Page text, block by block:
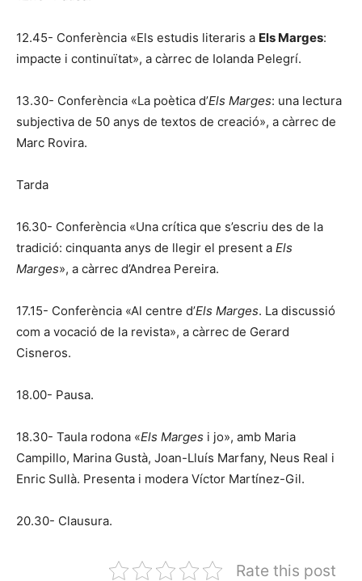
12.45- Conferència «Els estudis literaris a Els Marges:
impacte i continuïtat», a càrrec de Iolanda Pelegrí.
13.30- Conferència «La poètica d’Els Marges: una lectura
subjectiva de 50 anys de textos de creació», a càrrec de
Marc Rovira.
Tarda
16.30- Conferència «Una crítica que s’escriu des de la
tradició: cinquanta anys de llegir el present a Els
Marges», a càrrec d’Andrea Pereira.
17.15- Conferència «Al centre d’Els Marges. La discussió
com a vocació de la revista», a càrrec de Gerard
Cisneros.
18.00- Pausa.
18.30- Taula rodona «Els Marges i jo», amb Maria
Campillo, Marina Gustà, Joan-Lluís Marfany, Neus Real i
Enric Sullà. Presenta i modera Víctor Martínez-Gil.
20.30- Clausura.
Rate this post